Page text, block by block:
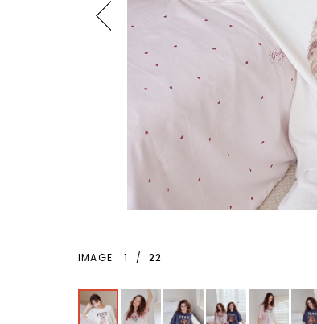
IMAGE 1 / 22